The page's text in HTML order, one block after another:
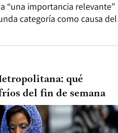
“una importancia relevante”
categoría como causa del
qué
del fin de semana